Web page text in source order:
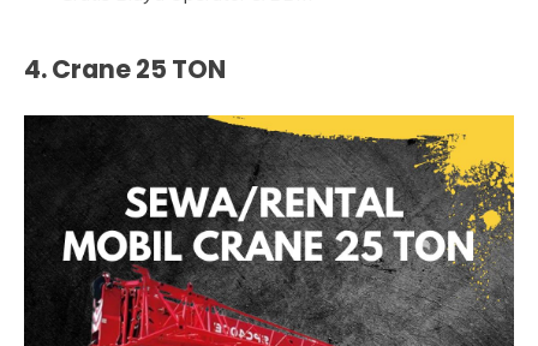
4. Crane 25 TON